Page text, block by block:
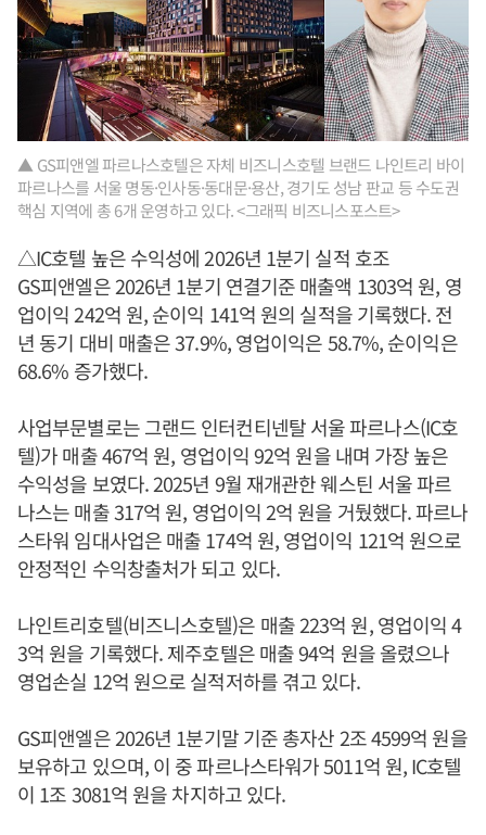
▲ GS피앤엘 파르나스호텔은 자체 비즈니스호텔 브랜드 나인트리 바이
파르나스를 서울 명동·인사동·동대문·용산, 경기도 성남 판교 등 수도권
핵심 지역에 총 6개 운영하고 있다. <그래픽 비즈니스포스트>
△IC호텔 높은 수익성에 2026년 1분기 실적 호조
GS피앤엘은 2026년 1분기 연결기준 매출액 1303억 원, 영
업이익 242억 원, 순이익 141억 원의 실적을 기록했다. 전
년 동기 대비 매출은 37.9%, 영업이익은 58.7%, 순이익은
68.6% 증가했다.
사업부문별로는 그랜드 인터컨티넨탈 서울 파르나스(IC호
텔)가 매출 467억 원, 영업이익 92억 원을 내며 가장 높은
수익성을 보였다. 2025년 9월 재개관한 웨스틴 서울 파르
나스는 매출 317억 원, 영업이익 2억 원을 거뒀했다. 파르나
스타워 임대사업은 매출 174억 원, 영업이익 121억 원으로
안정적인 수익창출처가 되고 있다.
나인트리호텔(비즈니스호텔)은 매출 223억 원, 영업이익 4
3억 원을 기록했다. 제주호텔은 매출 94억 원을 올렸으나
영업손실 12억 원으로 실적저하를 겪고 있다.
GS피앤엘은 2026년 1분기말 기준 총자산 2조 4599억 원을
보유하고 있으며, 이 중 파르나스타워가 5011억 원, IC호텔
이 1조 3081억 원을 차지하고 있다.